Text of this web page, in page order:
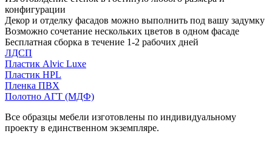
конфигурации
Декор и отделку фасадов можно выполнить под вашу задумку
Возможно сочетание нескольких цветов в одном фасаде
Бесплатная сборка в течение 1-2 рабочих дней
ЛДСП
Пластик Alvic Luxe
Пластик HPL
Пленка ПВХ
Полотно АГТ (МДФ)
Все образцы мебели изготовлены по индивидуальному
проекту в единственном экземпляре.